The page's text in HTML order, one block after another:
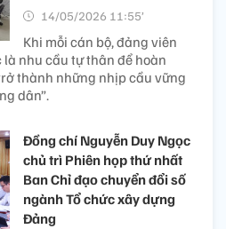
14/05/2026 11:55’
Khi mỗi cán bộ, đảng viên
là nhu cầu tự thân để hoàn
thành những nhịp cầu vững
dân”.
Đồng chí Nguyễn Duy Ngọc
chủ trì Phiên họp thứ nhất
Ban Chỉ đạo chuyển đổi số
ngành Tổ chức xây dựng
Đảng